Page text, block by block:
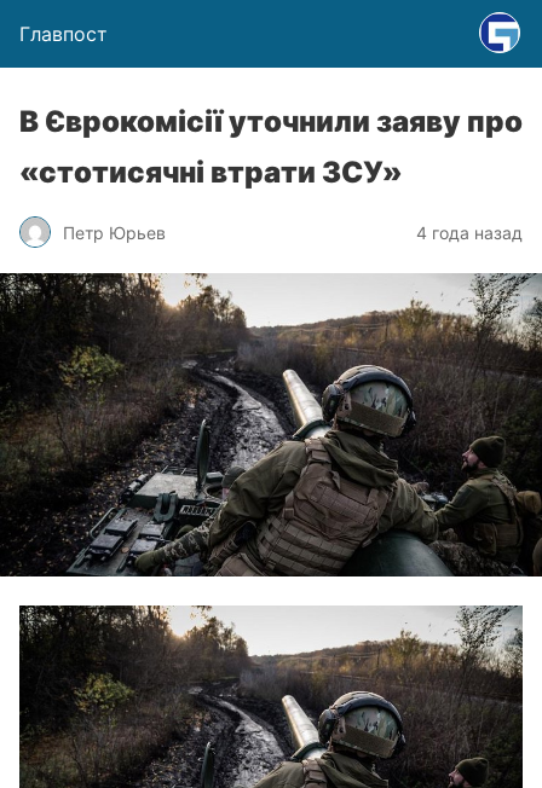
Главпост
В Єврокомісії уточнили заяву про
«стотисячні втрати ЗСУ»
Петр Юрьев 4 года назад